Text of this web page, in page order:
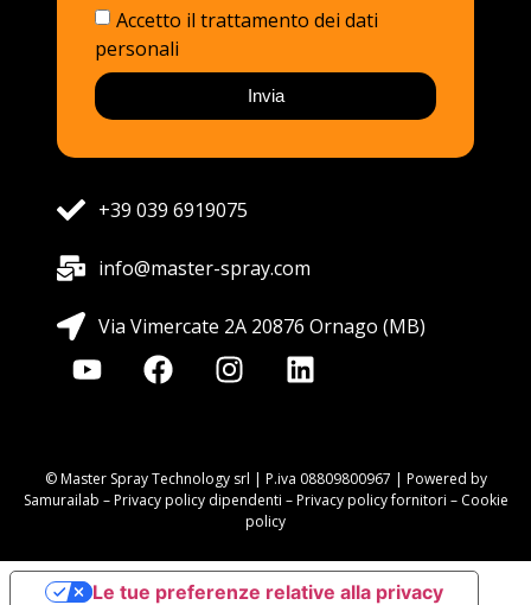
Accetto il trattamento dei dati
personali
Invia
+39 039 6919075
info@master-spray.com
Via Vimercate 2A 20876 Ornago (MB)
© Master Spray Technology srl | P.iva 08809800967 | Powered by
Samurailab –Privacy policy dipendenti –Privacy policy fornitori – Cookie
policy
Le tue preferenze relative alla privacy